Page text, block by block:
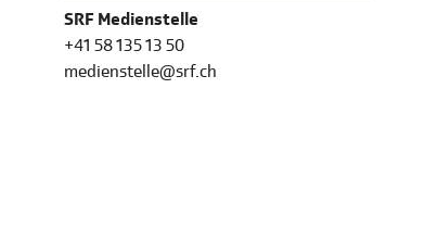
SRF Medienstelle
+41 58 135 13 50
medienstelle@srf.ch